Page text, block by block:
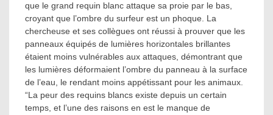
que le grand requin blanc attaque sa proie par le bas,
croyant que l’ombre du surfeur est un phoque. La
chercheuse et ses collègues ont réussi à prouver que les
panneaux équipés de lumières horizontales brillantes
étaient moins vulnérables aux attaques, démontrant que
les lumières déformaient l’ombre du panneau à la surface
de l’eau, le rendant moins appétissant pour les animaux.
“La peur des requins blancs existe depuis un certain
temps, et l’une des raisons en est le manque de